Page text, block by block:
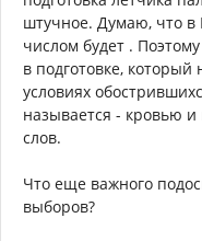
штучное. Думаю, что в
числом будет .
в подготовке,
условиях
называется - кровью
слов.
Что еще важного
выборов?